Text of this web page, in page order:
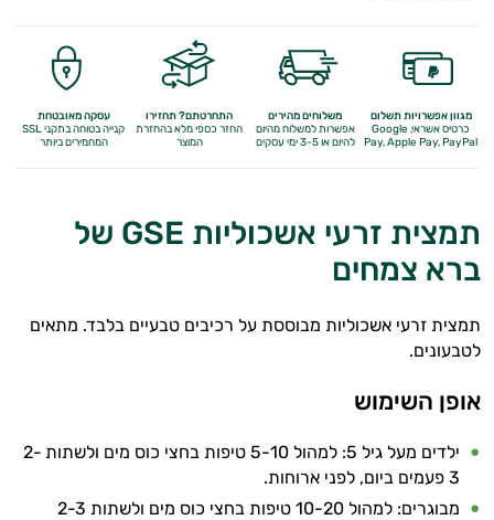
מגוון אפשרויות תשלום
כרטיס אשראי, Google
Pay,Apple Pay, PayPal
משלוחים מהירים
אפשרות למשלוח מהיום
להיום או 3-5 ימי עסקים
התחרטתם? תחזירו
החזר כספי מלאבהחזרת
המוצר
עסקה מאובטחת
קנייה בטוחה בתקני SSL
המחמירים ביותר
תמצית זרעי אשכוליות GSE של
ברא צמחים
תמצית זרעי אשכוליות מבוססת על רכיבים טבעיים בלבד. מתאים
לטבעונים.
אופן השימוש
ילדים מעל גיל 5: למהול 5-10 טיפות בחצי כוס מים ולשתות 2-
3 פעמים ביום, לפני ארוחות.
מבוגרים: למהול 10-20 טיפות בחצי כוס מים ולשתות 2-3